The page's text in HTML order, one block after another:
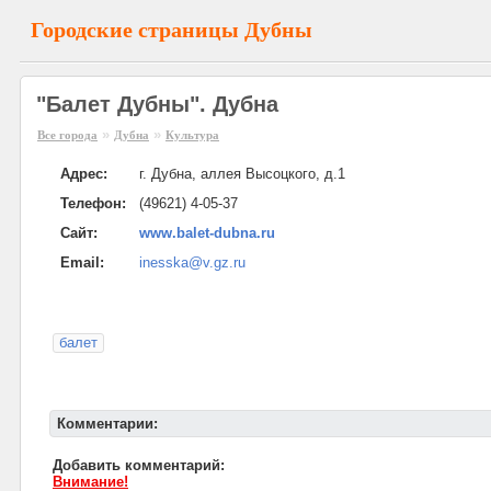
Городские страницы Дубны
"Балет Дубны". Дубна
Все города » Дубна » Культура
Адрес:
г. Дубна, аллея Высоцкого, д.1
Телефон:
(49621) 4-05-37
Сайт:
www.balet-dubna.ru
Email:
inesska@v.gz.ru
балет
Комментарии:
Добавить комментарий:
Внимание!